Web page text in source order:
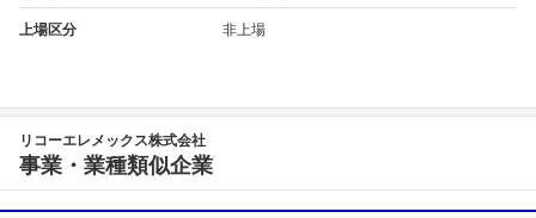
上場区分 非上場
リコーエレメックス株式会社
事業・業種類似企業